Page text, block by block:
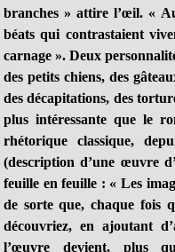
branches » attire l’œil. «
béats qui contrastaient
carnage ». Deux
des petits chiens, des
des décapitations, des
plus intéressante que le
rhétorique classique,
(description d’une œuvre
feuille en feuille : « Les
de sorte que, chaque fois
découvriez, en ajoutant
l’œuvre devient, plus